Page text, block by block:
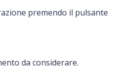
premendo il pulsante
da considerare.